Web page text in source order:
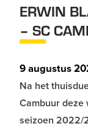
ERWIN
– SC
9 augustus
Na het
Cambuur
seizoen 2022/